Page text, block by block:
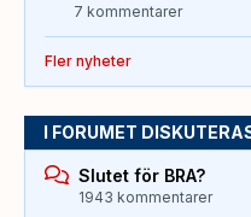
7 kommentarer
Fler nyheter
I FORUMET
Slutet för BRA?
1943 kommentarer